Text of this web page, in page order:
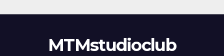
MTMstudioclub